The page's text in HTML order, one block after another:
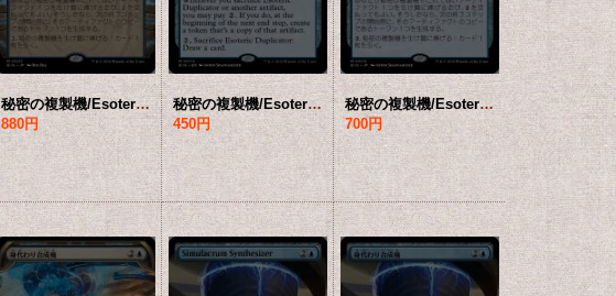
会員販売価格 会員販売価格
秘密の複製機/Esoteric Duplicator (ショーケース版) 【日本語版】 [BIG-青MR]
880円
秘密の複製機/Esoteric Duplicator (拡張アート版) 【英語版】 [BIG-青MR]
450円
秘密の複製機/Esoteric Duplicator (拡張アート版) 【日本語版】 [BIG-青MR]
700円